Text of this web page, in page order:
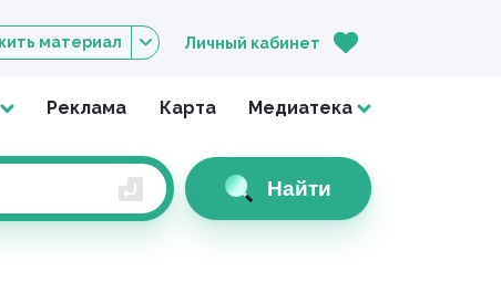
материал Личный кабинет
Реклама Карта Медиатека
Найти